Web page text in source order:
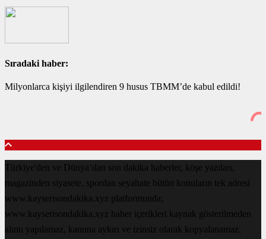
Sıradaki haber:
Milyonlarca kişiyi ilgilendiren 9 husus TBMM’de kabul edildi!
Türkiye'den ve Dünya’dan son dakika haberler, köşe yazıları,
magazinden siyasete, spordan seyahate bütün konuların tek adresi
www.kayserisondakika.xyz platformunda;
www.kayserisondakika.xyz haber içerikleri kaynak gösterilmeden
alıntı yapılamaz, kanuna aykırı ve izinsiz olarak kopyalanamaz,